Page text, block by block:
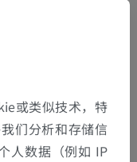
或类似技术，特
们分析和存储信
人数据（例如 IP